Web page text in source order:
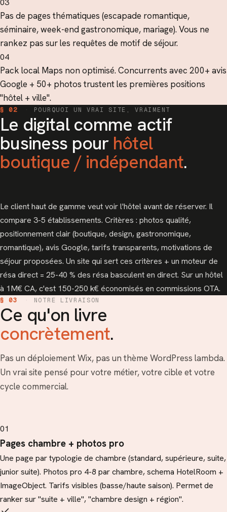
03
Pas de pages thématiques (escapade romantique,
séminaire, week-end gastronomique, mariage). Vous ne
rankez pas sur les requêtes de motif de séjour.
04
Pack local Maps non optimisé. Concurrents avec 200+ avis
Google + 50+ photos trustent les premières positions
"hôtel + ville".
§ 02 · POURQUOI UN VRAI SITE, VRAIMENT
Le digital comme actif
business pour hôtel
boutique / indépendant.
Le client haut de gamme veut voir l'hôtel avant de réserver. Il
compare 3-5 établissements. Critères : photos qualité,
positionnement clair (boutique, design, gastronomique,
romantique), avis Google, tarifs transparents, motivations de
séjour proposées. Un site qui sert ces critères + un moteur de
résa direct = 25-40 % des résa basculent en direct. Sur un hôtel
à 1M€ CA, c'est 150-250 k€ économisés en commissions OTA.
§ 03 · NOTRE LIVRAISON
Ce qu'on livre
concrètement.
Pas un déploiement Wix, pas un thème WordPress lambda.
Un vrai site pensé pour votre métier, votre cible et votre
cycle commercial.
01
Pages chambre + photos pro
Une page par typologie de chambre (standard, supérieure, suite,
junior suite). Photos pro 4-8 par chambre, schema HotelRoom +
ImageObject. Tarifs visibles (basse/haute saison). Permet de
ranker sur "suite + ville", "chambre design + région".